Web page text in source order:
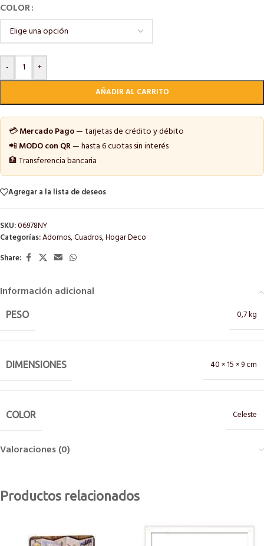
COLOR
-
+
AÑADIR AL CARRITO
💳Mercado Pago— tarjetas de crédito y débito
📲MODO con QR— hasta 6 cuotas sin interés
🏦 Transferencia bancaria
Agregar a la lista de deseos
SKU:06978NY
Categorías:Adornos,Cuadros,Hogar Deco
Share:
Información adicional
PESO 0,7 kg
DIMENSIONES 40 × 15 × 9 cm
COLOR Celeste
Valoraciones (0)
Productos relacionados